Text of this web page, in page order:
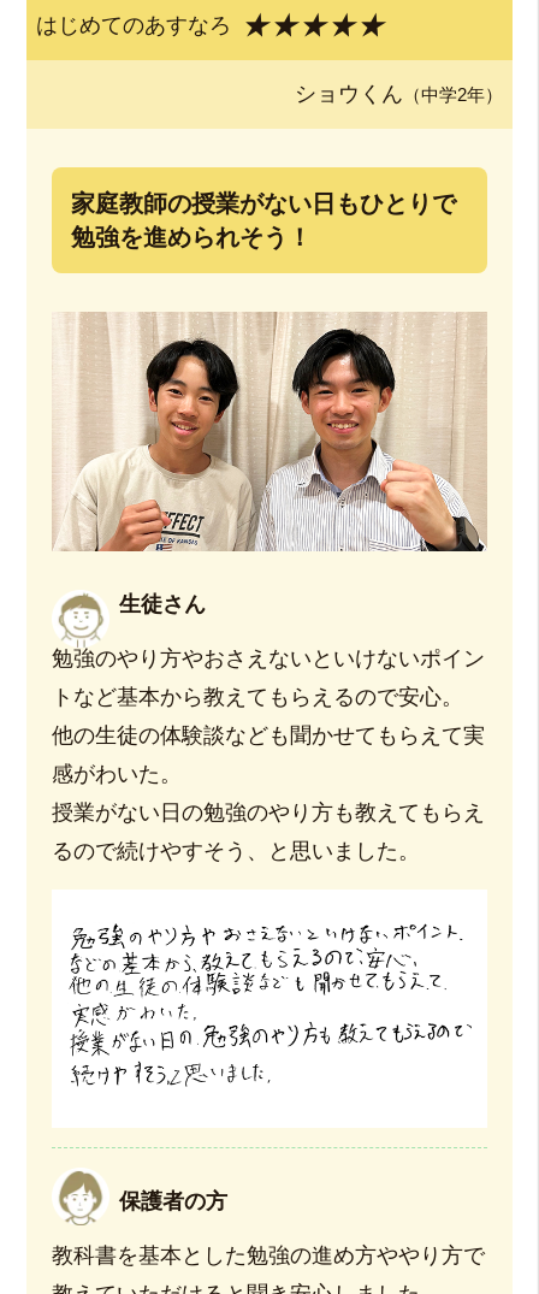
はじめてのあすなろ ★★★★★
ショウくん （中学2年）
家庭教師の授業がない日もひとりで
勉強を進められそう！
生徒さん
勉強のやり方やおさえないといけないポイン
トなど基本から教えてもらえるので安心。
他の生徒の体験談なども聞かせてもらえて実
感がわいた。
授業がない日の勉強のやり方も教えてもらえ
るので続けやすそう、と思いました。
保護者の方
教科書を基本とした勉強の進め方ややり方で